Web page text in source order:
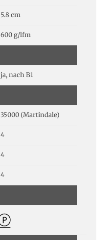
5.8 cm
600 g/lfm
ja, nach B1
35000 (Martindale)
4
4
4